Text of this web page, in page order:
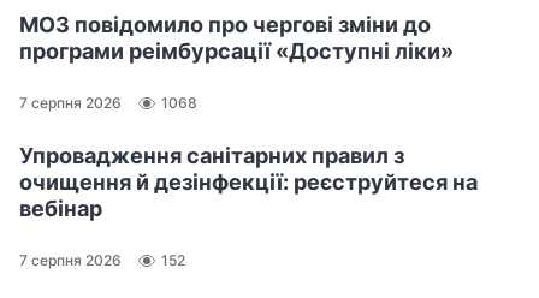
МОЗ повідомило про чергові зміни до
програми реімбурсації «Доступні ліки»
7 серпня 2026 1068
Упровадження санітарних правил з
очищення й дезінфекції: реєструйтеся на
вебінар
7 серпня 2026 152